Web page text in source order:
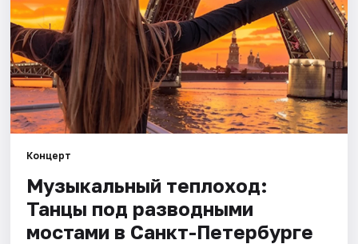
Квесты
Экскурсии
Спорт
События
Города
Площадки
Концерт
Музыкальный теплоход:
Танцы под разводными
мостами в Санкт-Петербурге